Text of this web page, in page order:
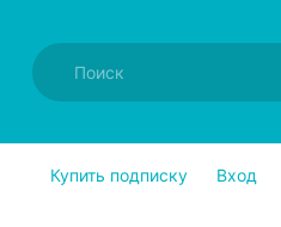
Купить подписку Вход